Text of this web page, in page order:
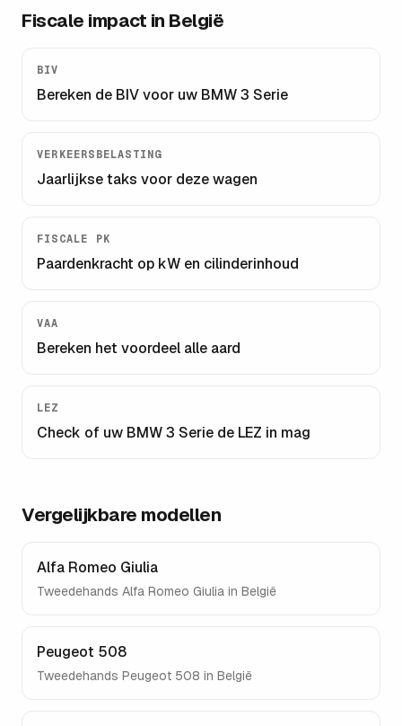
Fiscale impact in België
BIV
Bereken de BIV voor uw BMW 3 Serie
VERKEERSBELASTING
Jaarlijkse taks voor deze wagen
FISCALE PK
Paardenkracht op kW en cilinderinhoud
VAA
Bereken het voordeel alle aard
LEZ
Check of uw BMW 3 Serie de LEZ in mag
Vergelijkbare modellen
Alfa Romeo Giulia
Tweedehands Alfa Romeo Giulia in België
Peugeot 508
Tweedehands Peugeot 508 in België